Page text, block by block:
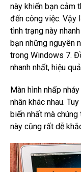
này khiến bạn cảm
đến công việc. Vậy
tình trạng này
bạn những nguyên
trong Windows 7.
nhanh nhất, hiệu
Màn hình nhấp
nhân khác nhau.
biến nhất mà
này cũng rất dễ